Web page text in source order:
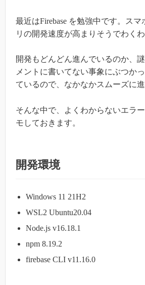
最近はFirebase を勉強中です。スマ
リの開発速度が高まりそうでわく
開発もどんどん進んでいるのか、
メントに書いてない事象にぶつか
ているので、なかなかスムーズに
そんな中で、よくわからないエラ
モしておきます。
開発環境
Windows 11 21H2
WSL2 Ubuntu20.04
Node.js v16.18.1
npm 8.19.2
firebase CLI v11.16.0